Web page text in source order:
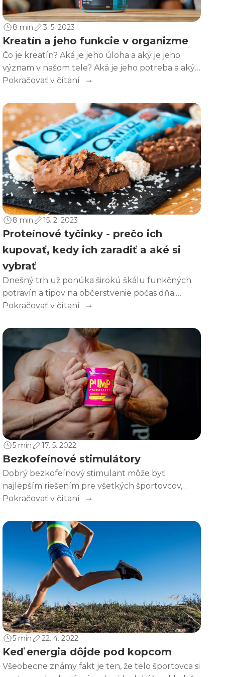
8 min 3. 5. 2023
Kreatín a jeho funkcie v organizme
Čo je kreatín? Aká je jeho úloha a aký je jeho
význam v našom tele? Aká je jeho potreba a aký
je jeho metabolizmus? To všetko sú otázky, na
rozhodneme užívať kreatín ako doplnok stravy.
Pokračovať v čítaní
8 min 15. 2. 2023
Proteínové tyčinky - prečo ich
kupovať, kedy ich zaradiť a aké si
vybrať
Dnešný trh už ponúka širokú škálu funkčných
potravín a tipov na občerstvenie počas dňa.
Medzi ne nepochybne patria aj obľúbené
a na čo sa zamerať? Tu je niekoľko tipov, či už
hľadáte tyčinku s vysokým obsahom bielkovín,
alebo sa zameriavate skôr na znížený obsah
cukrov.
Pokračovať v čítaní
5 min 17. 5. 2022
Bezkofeínové stimulátory
Dobrý bezkofeínový stimulant môže byť
najlepším riešením pre všetkých športovcov,
ktorí trénujú neskoro popoludní alebo dokonca
predtréningové doplnky stravy prinášajú.
Pokračovať v čítaní
5 min 22. 4. 2022
Keď energia dôjde pod kopcom
Všeobecne známy fakt je ten, že telo športovca si